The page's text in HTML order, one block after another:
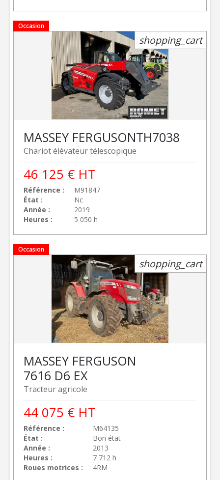
Occasion
Chariot élévateur télescopique
MASSEY FERGUSONTH7038
Référence
M91847
État
Nc
Année
2019
Heures
5 050 h
46 125 € HT
shopping_cart
Occasion
Tracteur agricole
MASSEY FERGUSON
7616 D6 EX
Référence
M64135
État
Bon état
Année
2013
Heures
7 712 h
Roues motrices
4RM
44 075 € HT
shopping_cart